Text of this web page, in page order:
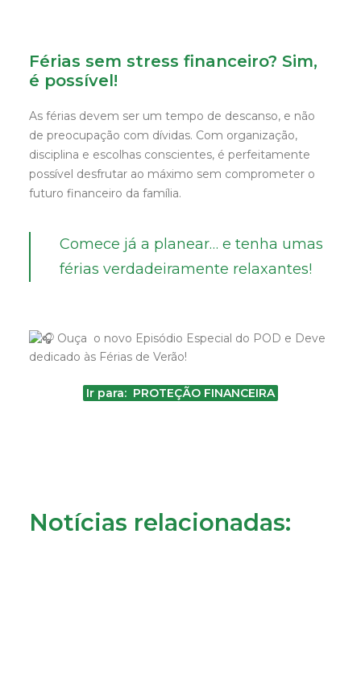
Férias sem stress financeiro? Sim,
é possível!
As férias devem ser um tempo de descanso, e não
de preocupação com dívidas. Com organização,
disciplina e escolhas conscientes, é perfeitamente
possível desfrutar ao máximo sem comprometer o
futuro financeiro da família.
Comece já a planear… e tenha umas
férias verdadeiramente relaxantes!
Ouça o novo Episódio Especial do POD e Deve
dedicado às Férias de Verão!
Ir para: PROTEÇÃO FINANCEIRA
Notícias relacionadas: